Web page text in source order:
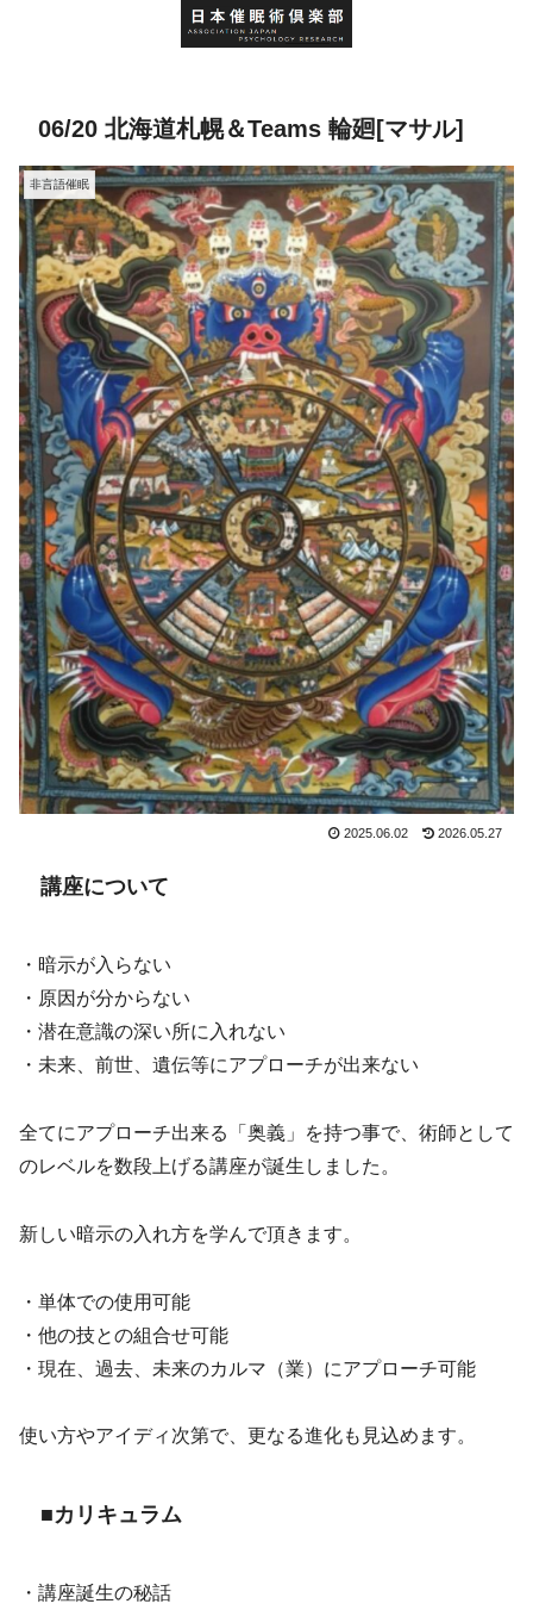
06/20 北海道札幌＆Teams 輪廻[マサル]
非言語催眠
2025.06.02 2026.05.27
講座について
・暗示が入らない
・原因が分からない
・潜在意識の深い所に入れない
・未来、前世、遺伝等にアプローチが出来ない
全てにアプローチ出来る「奥義」を持つ事で、術師として
のレベルを数段上げる講座が誕生しました。
新しい暗示の入れ方を学んで頂きます。
・単体での使用可能
・他の技との組合せ可能
・現在、過去、未来のカルマ（業）にアプローチ可能
使い方やアイディ次第で、更なる進化も見込めます。
■カリキュラム
・講座誕生の秘話